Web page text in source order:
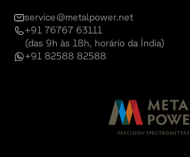
service@metalpower.net
+91 76767 63111
(das 9h às 18h, horário da Índia)
+91 82588 82588